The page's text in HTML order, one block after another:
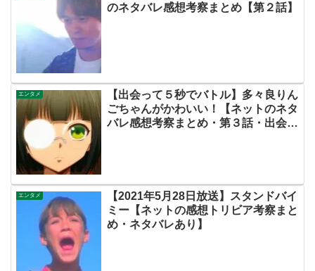
のネタバレ感想考察まとめ【第２話】
エンタメ
【出会って５秒でバトル】多々良りん
ごちゃんがかわいい！【ネットのネタ
バレ感想考察まとめ・第３話・出会
エンタメ
【2021年5月28日放送】スタンドバイ
ミー【ネットの感想トリビア考察まと
め・ネタバレあり】